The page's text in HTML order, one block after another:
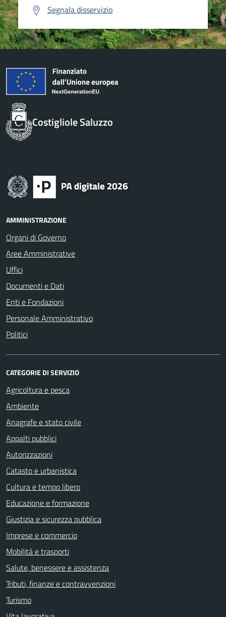
Segnala disservizio
Costigliole Saluzzo
AMMINISTRAZIONE
Organi di Governo
Aree Amministrative
Uffici
Documenti e Dati
Enti e Fondazioni
Personale Amministrativo
Politici
CATEGORIE DI SERVIZIO
Agricoltura e pesca
Ambiente
Anagrafe e stato civile
Appalti pubblici
Autorizzazioni
Catasto e urbanistica
Cultura e tempo libero
Educazione e formazione
Giustizia e sicurezza pubblica
Imprese e commercio
Mobilità e trasporti
Salute, benessere e assistenza
Tributi, finanze e contravvenzioni
Turismo